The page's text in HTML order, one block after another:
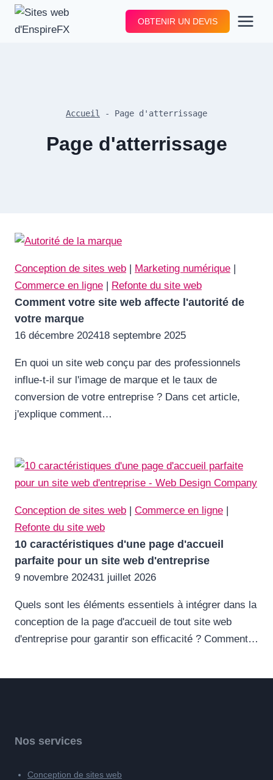
Aller
OBTENIR UN DEVIS
Accueil - Page d'atterrissage
Page d'atterrissage
Conception de sites web | Marketing numérique |
Commerce en ligne | Refonte du site web
Comment votre site web affecte l'autorité de
votre marque
16 décembre 202418 septembre 2025
En quoi un site web conçu par des professionnels
influe-t-il sur l'image de marque et le taux de
conversion de votre entreprise ? Dans cet article,
j'explique comment…
Conception de sites web | Commerce en ligne |
Refonte du site web
10 caractéristiques d'une page d'accueil
parfaite pour un site web d'entreprise
9 novembre 202431 juillet 2026
Quels sont les éléments essentiels à intégrer dans la
conception de la page d'accueil de tout site web
d'entreprise pour garantir son efficacité ? Comment…
Nos services
Conception de sites web